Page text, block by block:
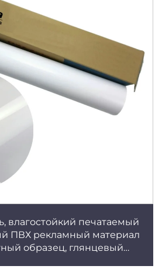
влагостойкий печатаемый
ПВХ рекламный материал
образец, глянцевый